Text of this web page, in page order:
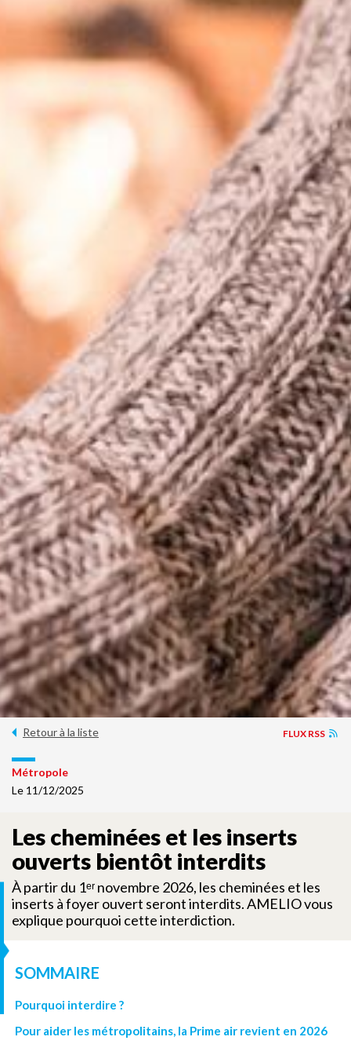
Retour à la liste FLUX RSS
Métropole
Le 11/12/2025
Les cheminées et les inserts
ouverts bientôt interdits
À partir du 1ᵉʳ novembre 2026, les cheminées et les
inserts à foyer ouvert seront interdits. AMELIO vous
explique pourquoi cette interdiction.
SOMMAIRE
Pourquoi interdire ?
Pour aider les métropolitains, la Prime air revient en 2026